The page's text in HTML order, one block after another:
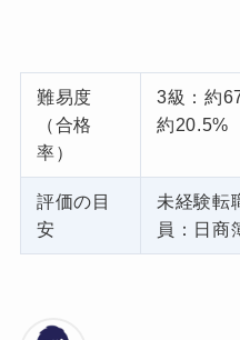
難易度
（合格
率）
3級：約
約20.5%
評価の目
安
未経験転
員：日商